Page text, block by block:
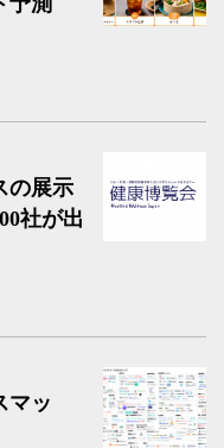
の展示
社が出
マッ